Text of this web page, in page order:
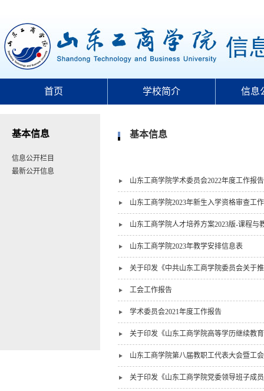
首页 学校简介 信息
基本信息
信息公开栏目
最新公开信息
基本信息
山东工商学院学术委员会2022年度工作报告
山东工商学院2023年新生入学资格审查工
山东工商学院人才培养方案2023版-课程与
山东工商学院2023年教学安排信息表
关于印发《中共山东工商学院委员会关于
工会工作报告
学术委员会2021年度工作报告
关于印发《山东工商学院高等学历继续教
山东工商学院第八届教职工代表大会暨工
关于印发《山东工商学院党委领导班子成